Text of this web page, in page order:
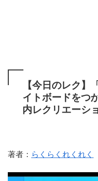
【今日のレク】
イトボードをつ
内レクリエーシ
著者： らくらくれくれく